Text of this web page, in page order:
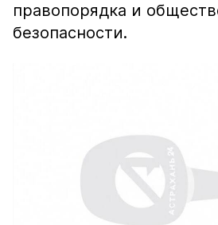
правопорядка и
безопасности.